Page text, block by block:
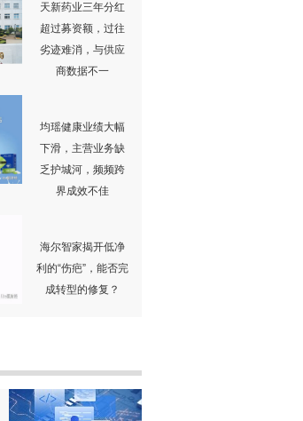
天新药业三年分红
超过募资额，过往
劣迹难消，与供应
商数据不一
均瑶健康业绩大幅
下滑，主营业务缺
乏护城河，频频跨
界成效不佳
海尔智家揭开低净
利的“伤疤”，能否完
成转型的修复？